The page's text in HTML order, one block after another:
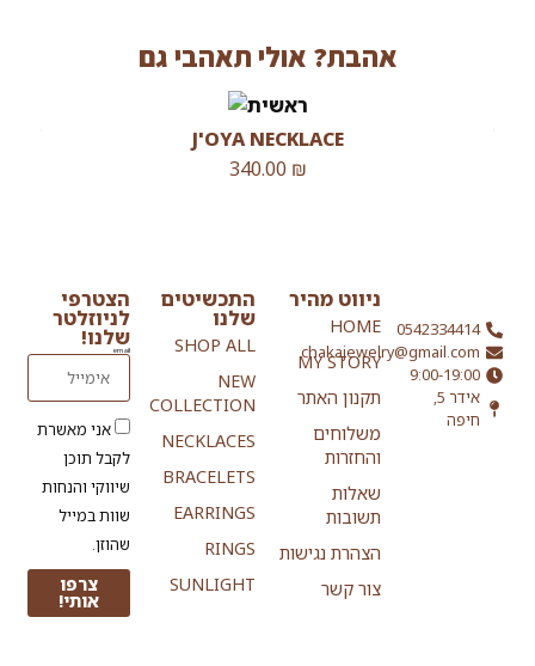
אהבת? אולי תאהבי גם
J'OYA NECKLACE
340.00 ₪
0542334414
chakajewelry@gmail.com
9:00-19:00
אידר 5,
חיפה
ניווט מהיר
HOME
MY STORY
תקנון האתר
משלוחים
והחזרות
שאלות
תשובות
הצהרת נגישות
צור קשר
התכשיטים
שלנו
SHOP ALL
NEW
COLLECTION
NECKLACES
BRACELETS
EARRINGS
RINGS
SUNLIGHT
הצטרפי
לניוזלטר
שלנו!
email
אני מאשרת
לקבל תוכן
שיווקי והנחות
שוות במייל
שהוזן.
צרפו
אותי!